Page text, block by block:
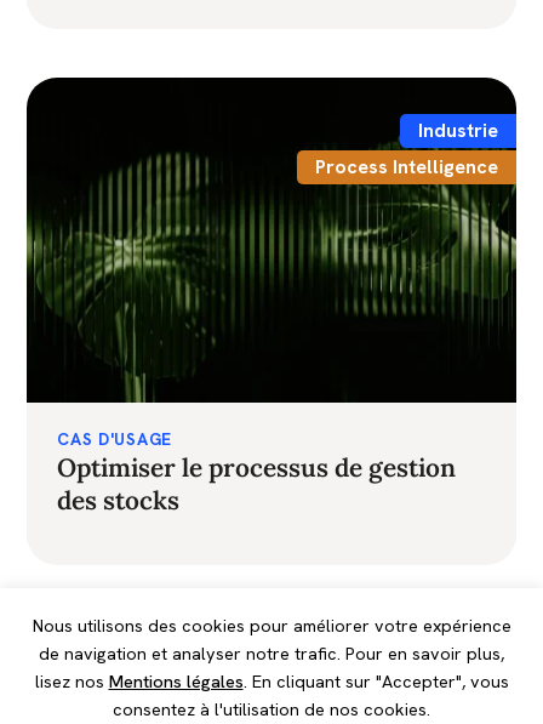
Nous utilisons des cookies pour améliorer votre expérience
de navigation et analyser notre trafic. Pour en savoir plus,
lisez nos Mentions légales. En cliquant sur "Accepter", vous
consentez à l'utilisation de nos cookies.
Industrie
Process Intelligence
CAS D'USAGE
Optimiser le processus de gestion
des stocks